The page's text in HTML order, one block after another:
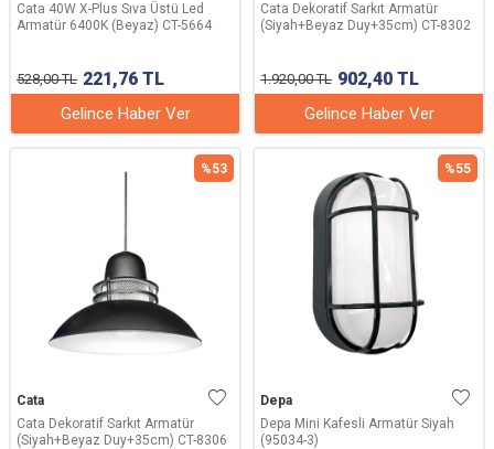
Cata 40W X-Plus Sıva Üstü Led
Armatür 6400K (Beyaz) CT-5664
528,00TL 221,76 TL
Gelince Haber Ver
Cata Dekoratif Sarkıt Armatür
(Siyah+Beyaz Duy+35cm) CT-8302
1.920,00TL 902,40 TL
Gelince Haber Ver
%53
Cata
Cata Dekoratif Sarkıt Armatür
(Siyah+Beyaz Duy+35cm) CT-8306
%55
Depa
Depa Mini Kafesli Armatür Siyah
(95034-3)